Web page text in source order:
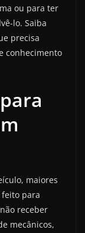
ou para ter
lo. Saiba
precisa
conhecimento
maiores
feito para
receber
mecânicos,